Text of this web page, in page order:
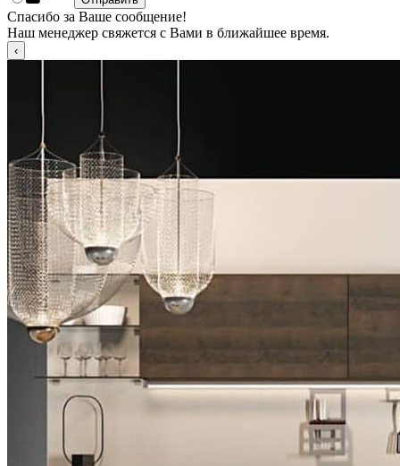
Спасибо за Ваше сообщение!
Наш менеджер свяжется с Вами в ближайшее время.